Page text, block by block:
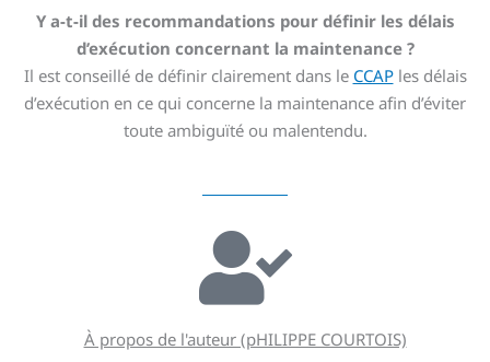
Y a-t-il des recommandations pour définir les délais
d’exécution concernant la maintenance ?
Il est conseillé de définir clairement dans le CCAPles délais
d’exécution en ce qui concerne la maintenance afin d’éviter
toute ambiguïté ou malentendu.
À propos de l'auteur (pHILIPPE COURTOIS)